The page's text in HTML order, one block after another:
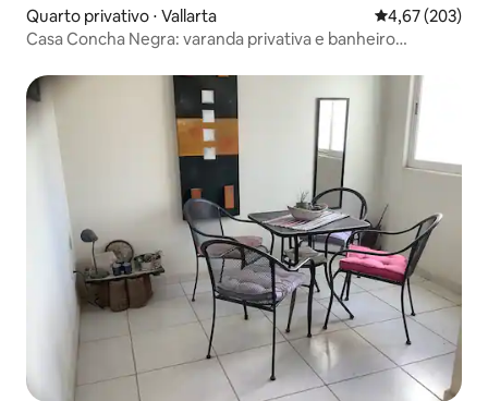
Quarto privativo ⋅ Vallarta 4,67 de uma
4,67 (203)
Casa Concha Negra: varanda privativa e banheiro